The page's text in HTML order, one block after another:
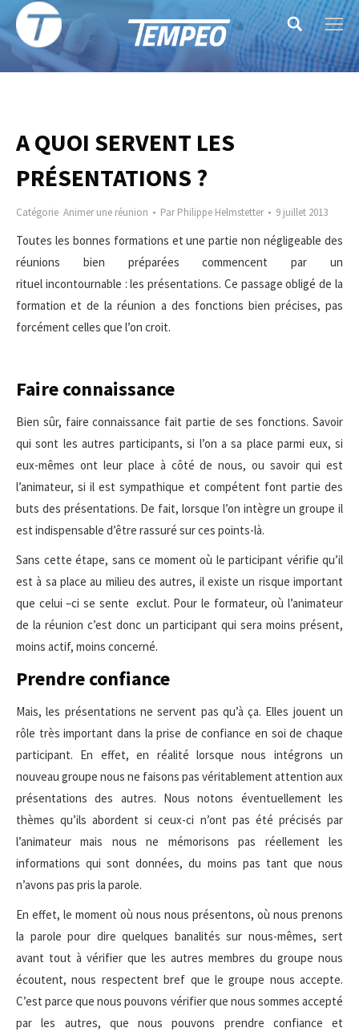
Search:
A QUOI SERVENT LES
PRÉSENTATIONS ?
Catégorie Animer une réunion ParPhilippe Helmstetter 9 juillet 2013
Toutes les bonnes formations et une partie non négligeable des
réunions bien préparées commencent par un
rituel incontournable : les présentations. Ce passage obligé de la
formation et de la réunion a des fonctions bien précises, pas
forcément celles que l’on croit.
Faire connaissance
Bien sûr, faire connaissance fait partie de ses fonctions. Savoir
qui sont les autres participants, si l’on a sa place parmi eux, si
eux-mêmes ont leur place à côté de nous, ou savoir qui est
l’animateur, si il est sympathique et compétent font partie des
buts des présentations. De fait, lorsque l’on intègre un groupe il
est indispensable d’être rassuré sur ces points-là.
Sans cette étape, sans ce moment où le participant vérifie qu’il
est à sa place au milieu des autres, il existe un risque important
que celui –ci se sente exclut. Pour le formateur, où l’animateur
de la réunion c’est donc un participant qui sera moins présent,
moins actif, moins concerné.
Prendre confiance
Mais, les présentations ne servent pas qu’à ça. Elles jouent un
rôle très important dans la prise de confiance en soi de chaque
participant. En effet, en réalité lorsque nous intégrons un
nouveau groupe nous ne faisons pas véritablement attention aux
présentations des autres. Nous notons éventuellement les
thèmes qu’ils abordent si ceux-ci n’ont pas été précisés par
l’animateur mais nous ne mémorisons pas réellement les
informations qui sont données, du moins pas tant que nous
n’avons pas pris la parole.
En effet, le moment où nous nous présentons, où nous prenons
la parole pour dire quelques banalités sur nous-mêmes, sert
avant tout à vérifier que les autres membres du groupe nous
écoutent, nous respectent bref que le groupe nous accepte.
C’est parce que nous pouvons vérifier que nous sommes accepté
par les autres, que nous pouvons prendre confiance et